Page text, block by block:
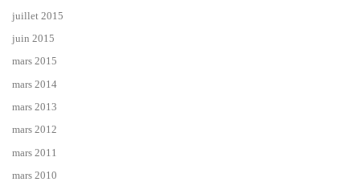
juillet 2015
juin 2015
mars 2015
mars 2014
mars 2013
mars 2012
mars 2011
mars 2010